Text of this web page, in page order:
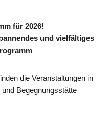
für 2026!
und vielfältiges
die Veranstaltungen in
Begegnungsstätte